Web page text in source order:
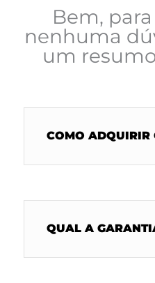
Bem,
nenhuma
um
COMO ADQUIRIR
QUAL A